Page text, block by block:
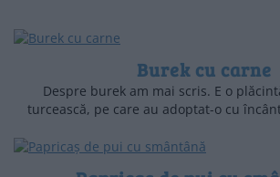
Burek cu carne
Despre burek am mai scris. E o
turcească, pe care au adoptat-o cu